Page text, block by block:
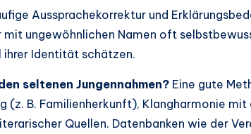
Aussprachekorrektur und
mit ungewöhnlichen Namen oft
ihrer Identität schätzen.
seltenen Jungennahmen? Eine gute
(z. B. Familienherkunft), Klangharmonie mit
Quellen. Datenbanken wie der